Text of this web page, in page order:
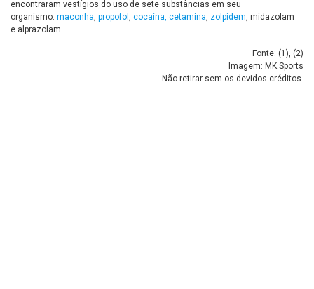
encontraram vestígios do uso de sete substâncias em seu
organismo: maconha, propofol , cocaína, cetamina, zolpidem, midazolam
e alprazolam.
Fonte: (1 ), (2)
Imagem: MK Sports
Não retirar sem os devidos créditos.